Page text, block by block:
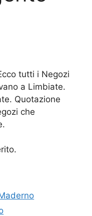
tutti i Negozi
a Limbiate.
Quotazione
che